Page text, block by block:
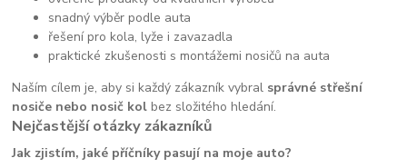
snadný výběr podle auta
řešení pro kola, lyže i zavazadla
praktické zkušenosti s montážemi nosičů na auta
Naším cílem je, aby si každý zákazník vybral správné střešní
nosiče nebo nosič kol bez složitého hledání.
Nejčastější otázky zákazníků
Jak zjistím, jaké příčníky pasují na moje auto?